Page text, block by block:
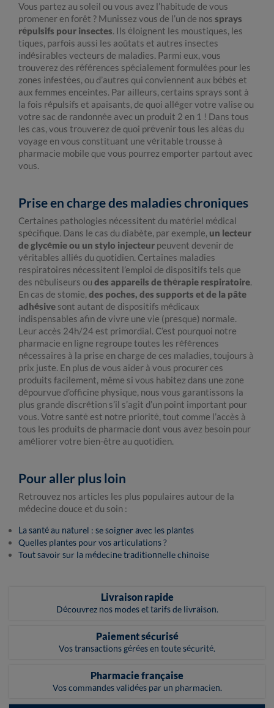
Vous partez au soleil ou vous avez l’habitude de vous
promener en forêt ? Munissez vous de l’un de nos sprays
répulsifs pour insectes. Ils éloignent les moustiques, les
tiques, parfois aussi les aoûtats et autres insectes
indésirables vecteurs de maladies. Parmi eux, vous
trouverez des références spécialement formulées pour les
zones infestées, ou d’autres qui conviennent aux bébés et
aux femmes enceintes. Par ailleurs, certains sprays sont à
la fois répulsifs et apaisants, de quoi alléger votre valise ou
votre sac de randonnée avec un produit 2 en 1 ! Dans tous
les cas, vous trouverez de quoi prévenir tous les aléas du
voyage en vous constituant une véritable trousse à
pharmacie mobile que vous pourrez emporter partout avec
vous.
Prise en charge des maladies chroniques
Certaines pathologies nécessitent du matériel médical
spécifique. Dans le cas du diabète, par exemple, un lecteur
de glycémie ou un stylo injecteur peuvent devenir de
véritables alliés du quotidien. Certaines maladies
respiratoires nécessitent l’emploi de dispositifs tels que
des nébuliseurs ou des appareils de thérapie respiratoire.
En cas de stomie, des poches, des supports et de la pâte
adhésive sont autant de dispositifs médicaux
indispensables afin de vivre une vie (presque) normale.
Leur accès 24h/24 est primordial. C’est pourquoi notre
pharmacie en ligne regroupe toutes les références
nécessaires à la prise en charge de ces maladies, toujours à
prix juste. En plus de vous aider à vous procurer ces
produits facilement, même si vous habitez dans une zone
dépourvue d’officine physique, nous vous garantissons la
plus grande discrétion s’il s’agit d’un point important pour
vous. Votre santé est notre priorité, tout comme l’accès à
tous les produits de pharmacie dont vous avez besoin pour
améliorer votre bien-être au quotidien.
Pour aller plus loin
Retrouvez nos articles les plus populaires autour de la
médecine douce et du soin :
La santé au naturel : se soigner avec les plantes
Quelles plantes pour vos articulations ?
Tout savoir sur la médecine traditionnelle chinoise
Livraison rapide
Découvrez nos modes et tarifs de livraison.
Paiement sécurisé
Vos transactions gérées en toute sécurité.
Pharmacie française
Vos commandes validées par un pharmacien.